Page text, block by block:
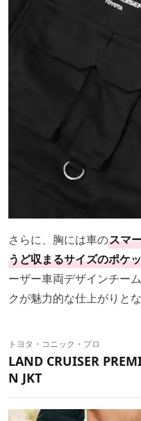
さらに、胸には車のスマ
うど収まるサイズのポケ
ーザー車両デザインチー
クが魅力的な仕上がりと
トヨタ・コニック・プロ
LAND CRUISER
N JKT